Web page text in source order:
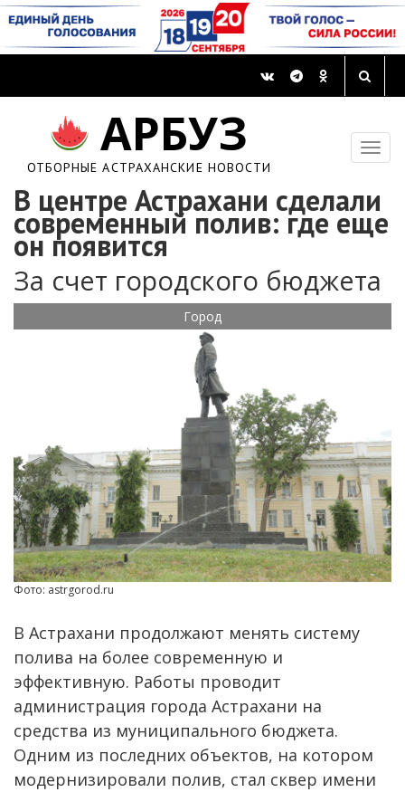
АРБУЗ
ОТБОРНЫЕ АСТРАХАНСКИЕ НОВОСТИ
В центре Астрахани сделали
современный полив: где еще
он появится
За счет городского бюджета
Город
Фото: astrgorod.ru
В Астрахани продолжают менять систему
полива на более современную и
эффективную. Работы проводит
администрация города Астрахани на
средства из муниципального бюджета.
Одним из последних объектов, на котором
модернизировали полив, стал сквер имени